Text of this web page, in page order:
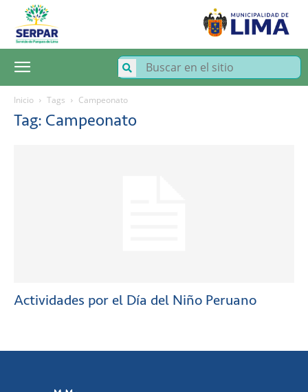
SERPAR
Servicio
de
Parques
Inicio Tags Campeonato
Tag: Campeonato
Actividades por el Día del Niño Peruano